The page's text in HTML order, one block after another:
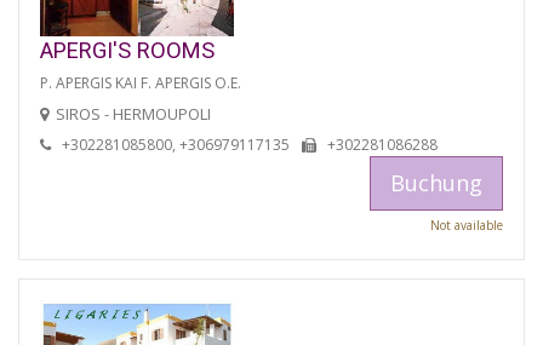
APERGI'S ROOMS
P. APERGIS KAI F. APERGIS O.E.
SIROS - HERMOUPOLI
+302281085800, +306979117135 +302281086288
Buchung
Not available